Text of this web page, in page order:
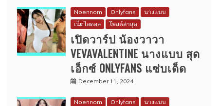
Noennom Onlyfans
นางแบบ
เน็ตไอดอล
โพสต์ล่าสุด
เปิดวาร์ป น้องวาวา
VEVAVALENTINE นางแบบ สุด
เอ็กซ์ ONLYFANS แซ่บเด็ด
December 11, 2024
Noennom Onlyfans
นางแบบ